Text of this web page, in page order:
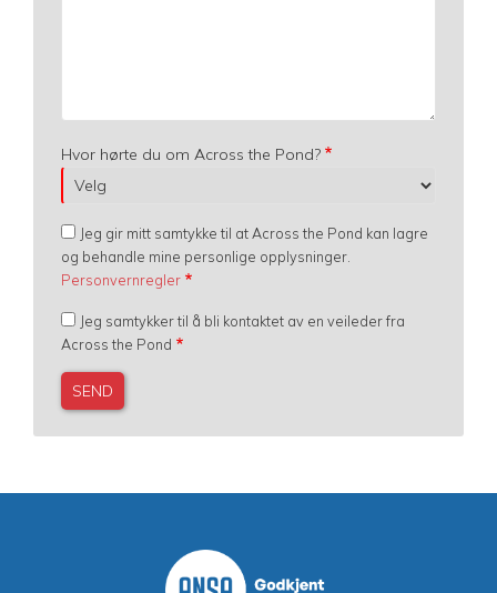
Hvor hørte du om Across the Pond?
Jeg gir mitt samtykke til at Across the Pond kan lagre
og behandle mine personlige opplysninger.
Personvernregler
Jeg samtykker til å bli kontaktet av en veileder fra
Across the Pond